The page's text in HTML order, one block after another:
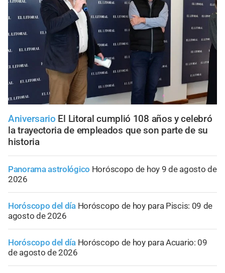
Aniversario El Litoral cumplió 108 años y celebró
la trayectoria de empleados que son parte de su
historia
Panorama astrológico Horóscopo de hoy 9 de agosto de
2026
Horóscopo del día Horóscopo de hoy para Piscis: 09 de
agosto de 2026
Horóscopo del día Horóscopo de hoy para Acuario: 09
de agosto de 2026